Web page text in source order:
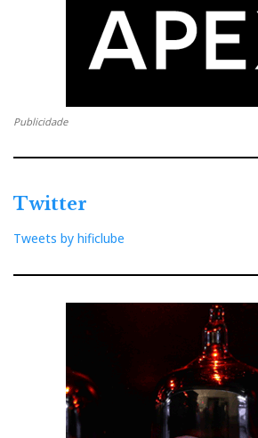
Publicidade
Twitter
Tweets by hificlube